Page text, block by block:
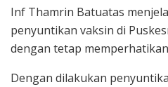
Inf Thamrin Batuatas
penyuntikan vaksin di
dengan tetap
Dengan dilakukan